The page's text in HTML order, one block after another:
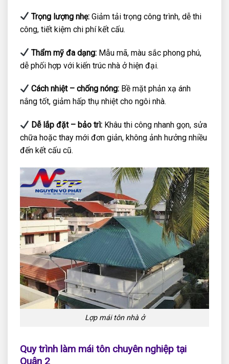
Trọng lượng nhẹ: Giảm tải trọng công trình, dễ thi
công, tiết kiệm chi phí kết cấu.
Thẩm mỹ đa dạng: Mẫu mã, màu sắc phong phú,
dễ phối hợp với kiến trúc nhà ở hiện đại.
Cách nhiệt – chống nóng: Bề mặt phản xạ ánh
nắng tốt, giảm hấp thụ nhiệt cho ngôi nhà.
Dễ lắp đặt – bảo trì: Khâu thi công nhanh gọn, sửa
chữa hoặc thay mới đơn giản, không ảnh hưởng nhiều
đến kết cấu cũ.
Lợp mái tôn nhà ở
Quy trình làm mái tôn chuyên nghiệp tại
Quận 2